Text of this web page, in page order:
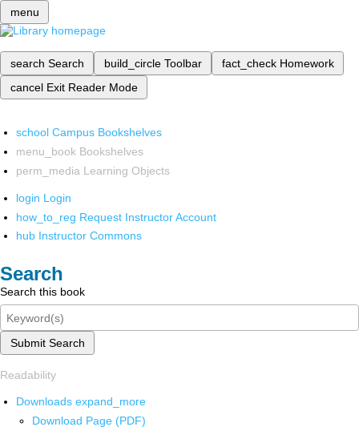
menu
search Search build_circle Toolbar fact_check Homework
cancel Exit Reader Mode
school Campus Bookshelves
menu_book Bookshelves
perm_media Learning Objects
login Login
how_to_reg Request Instructor Account
hub Instructor Commons
Search
Search this book
Submit Search
Readability
Downloads expand_more
Download Page (PDF)